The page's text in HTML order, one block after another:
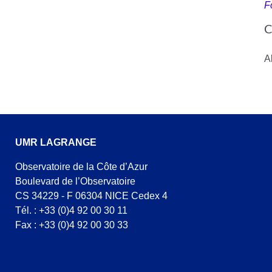
UMR LAGRANGE
Observatoire de la Côte d’Azur
Boulevard de l’Observatoire
CS 34229 - F 06304 NICE Cedex 4
Tél. : +33 (0)4 92 00 30 11
Fax : +33 (0)4 92 00 30 33